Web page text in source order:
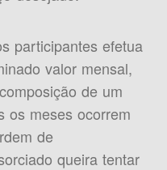
participantes efetua
valor mensal,
de um
os meses ocorrem
de
queira tentar